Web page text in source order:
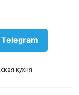
кухня